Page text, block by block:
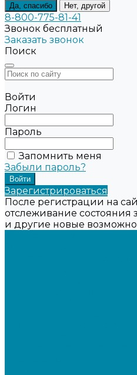
Да, спасибо Нет, другой
8-800-775-81-41
Звонок бесплатный
Заказать звонок
Поиск
Войти
Логин
Пароль
Запомнить меня
Забыли пароль?
Зарегистрироваться
После регистрации на
отслеживание состояния
и другие новые